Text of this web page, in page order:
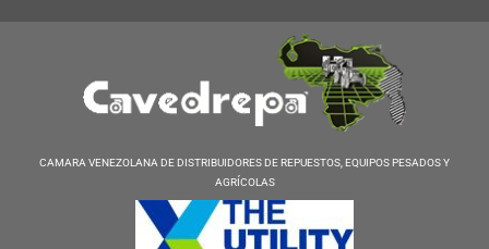
CAMARA VENEZOLANA DE DISTRIBUIDORES DE REPUESTOS, EQUIPOS PESADOS Y
AGRÍCOLAS